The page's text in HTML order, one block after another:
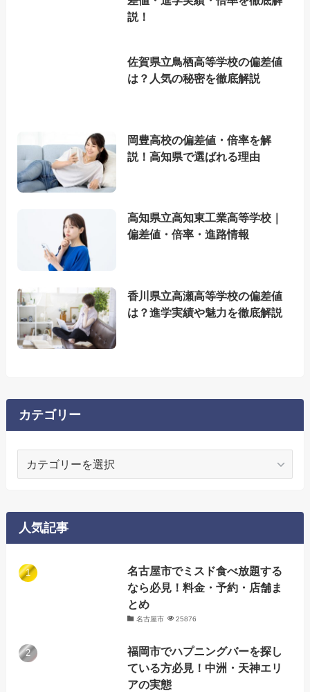
説！
佐賀県立鳥栖高等学校の偏差値
は？人気の秘密を徹底解説
岡豊高校の偏差値・倍率を解
説！高知県で選ばれる理由
高知県立高知東工業高等学校｜
偏差値・倍率・進路情報
香川県立高瀬高等学校の偏差値
は？進学実績や魅力を徹底解説
カテゴリー
リ
ー
人気記事
名古屋市でミスド食べ放題する
なら必見！料金・予約・店舗ま
とめ
名古屋市 25876
福岡市でハプニングバーを探し
ている方必見！中洲・天神エリ
アの実態